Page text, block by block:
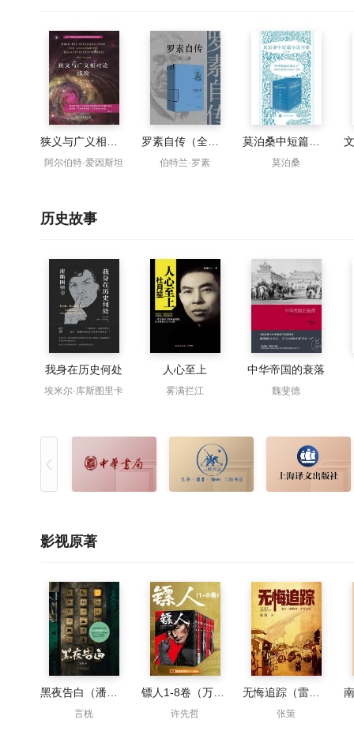
阿尔伯特·爱因斯坦 伯特兰·罗素 莫泊桑
历史故事
我身在历史何处
埃米尔·库斯图里卡
人心至上
雾满拦江
中华帝国的衰落
魏斐德
影视原著
言桄 许先哲 张策